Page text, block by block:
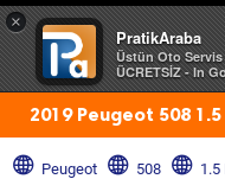
×
PratikAraba
Üstün Oto
ÜCRETSİZ - In
2019 Peugeot 508
Peugeot 508 1.5